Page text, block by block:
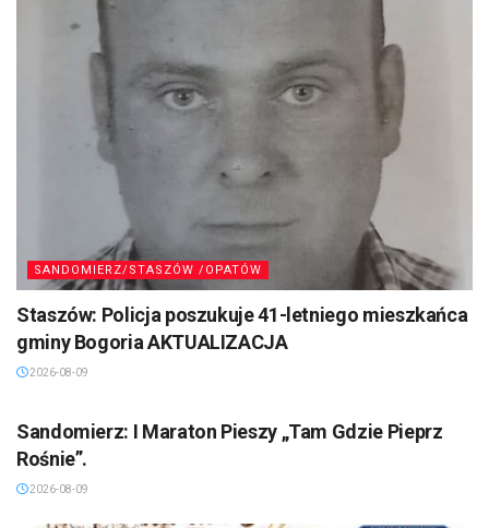
SANDOMIERZ/STASZÓW /OPATÓW
Staszów: Policja poszukuje 41-letniego mieszkańca
gminy Bogoria AKTUALIZACJA
2026-08-09
Sandomierz: I Maraton Pieszy „Tam Gdzie Pieprz
Rośnie”.
2026-08-09